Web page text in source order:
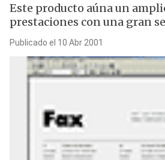
Este producto aúna un
prestaciones con una gran
Publicado el 10 Abr 2001